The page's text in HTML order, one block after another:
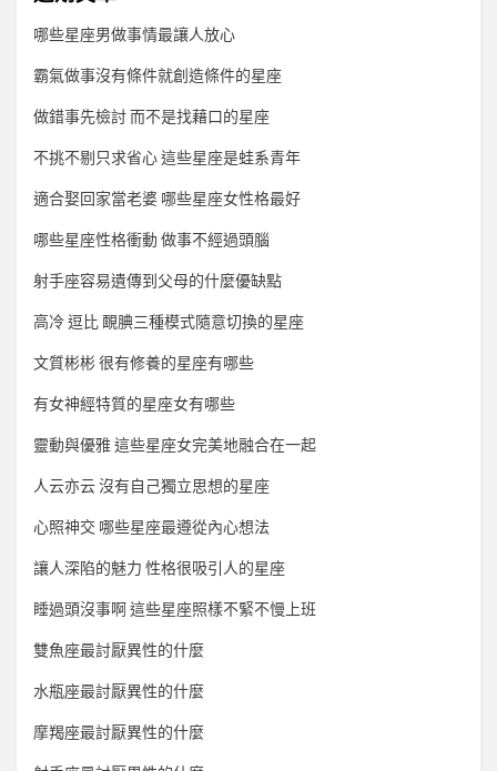
哪些星座男做事情最讓人放心
霸氣做事沒有條件就創造條件的星座
做錯事先檢討 而不是找藉口的星座
不挑不剔只求省心 這些星座是蛙系青年
適合娶回家當老婆 哪些星座女性格最好
哪些星座性格衝動 做事不經過頭腦
射手座容易遺傳到父母的什麼優缺點
高冷 逗比 靦腆三種模式隨意切換的星座
文質彬彬 很有修養的星座有哪些
有女神經特質的星座女有哪些
靈動與優雅 這些星座女完美地融合在一起
人云亦云 沒有自己獨立思想的星座
心照神交 哪些星座最遵從內心想法
讓人深陷的魅力 性格很吸引人的星座
睡過頭沒事啊 這些星座照樣不緊不慢上班
雙魚座最討厭異性的什麼
水瓶座最討厭異性的什麼
摩羯座最討厭異性的什麼